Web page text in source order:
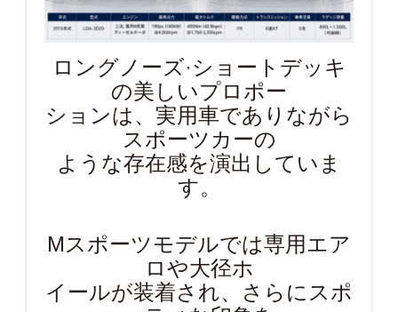
ロングノーズ·ショートデッキ
の美しいプロポー
ションは、実用車でありながら
スポーツカーの
ような存在感を演出していま
す。
Mスポーツモデルでは専用エア
ロや大径ホ
イールが装着され、さらにスポ